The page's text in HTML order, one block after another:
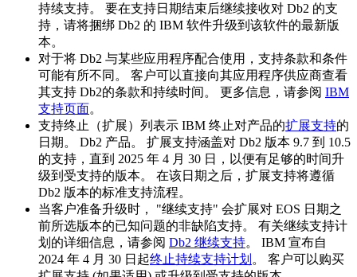
持续支持。 要在支持日期结束后继续接收对 Db2 的支
持，请将捆绑 Db2 的 IBM 软件升级到该软件的最新版
本。
对于将 Db2 与某些应用程序配合使用，支持条款和条件
可能有所不同。 客户可以直接向其应用程序供应商查看
其支持 Db2的条款和持续时间。 更多信息，请参阅 IBM
支持页面。
支持终止（扩展）列表示 IBM 终止对产品的扩展支持的
日期。 Db2 产品。 扩展支持涵盖对 Db2 版本 9.7 到 10.5
的支持，直到 2025 年 4 月 30 日，以便有足够的时间升
级到受支持的版本。 在该日期之后，扩展支持将遵循
Db2 版本的标准支持流程。
当客户准备升级时， "继续支持" 会扩展对 EOS 日期之
前所选版本的已知问题的非缺陷支持。 有关继续支持计
划的详细信息，请参阅 Db2 继续支持。 IBM 宣布自
2024 年 4 月 30 日起终止持续支持计划 。 客户可以购买